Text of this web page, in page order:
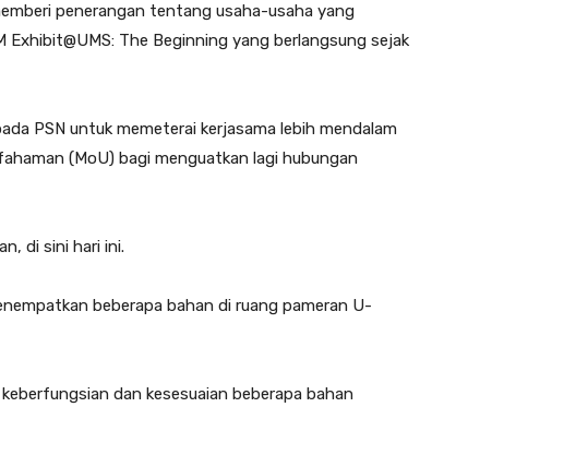
penerangan tentang usaha-usaha yang
The Beginning yang berlangsung sejak
PSN untuk memeterai kerjasama lebih mendalam
(MoU) bagi menguatkan lagi hubungan
di sini hari ini.
beberapa bahan di ruang pameran U-
dan kesesuaian beberapa bahan